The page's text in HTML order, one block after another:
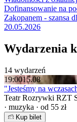
Dofinansowanie na
Zakopanem - szansa
20.05.2026
Wydarzenia
14 wydarzeń
19:0015.08
"Jesteśmy na
Teatr Rozrywki RZT
· muzyka · od 55 zł
Kup bilet